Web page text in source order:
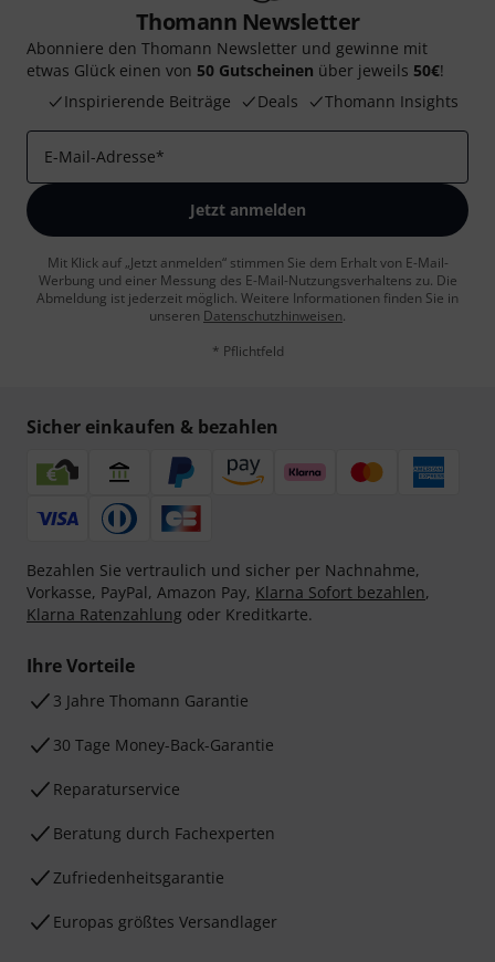
Thomann Newsletter
Abonniere den Thomann Newsletter und gewinne mit
etwas Glück einen von 50 Gutscheinen über jeweils 50€!
Inspirierende Beiträge
Deals Thomann Insights
E-Mail-Adresse*
Jetzt anmelden
Mit Klick auf „Jetzt anmelden“ stimmen Sie dem Erhalt von E-Mail-
Werbung und einer Messung des E-Mail-Nutzungsverhaltens zu. Die
Abmeldung ist jederzeit möglich. Weitere Informationen finden Sie in
unseren Datenschutzhinweisen.
* Pflichtfeld
Sicher einkaufen & bezahlen
Bezahlen Sie vertraulich und sicher per Nachnahme,
Vorkasse, PayPal, Amazon Pay, Klarna Sofort bezahlen,
Klarna Ratenzahlung oder Kreditkarte.
Ihre Vorteile
3 Jahre Thomann Garantie
30 Tage Money-Back-Garantie
Reparaturservice
Beratung durch Fachexperten
Zufriedenheitsgarantie
Europas größtes Versandlager